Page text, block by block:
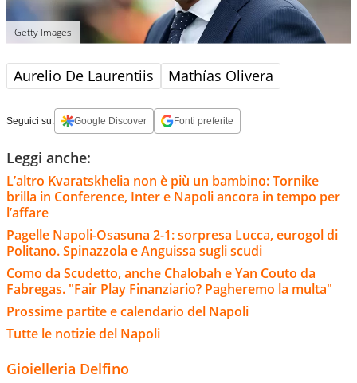
Getty Images
Aurelio De Laurentiis Mathías Olivera
Seguici su: Google Discover Fonti preferite
Leggi anche:
L’altro Kvaratskhelia non è più un bambino: Tornike
brilla in Conference, Inter e Napoli ancora in tempo per
l’affare
Pagelle Napoli-Osasuna 2-1: sorpresa Lucca, eurogol di
Politano. Spinazzola e Anguissa sugli scudi
Como da Scudetto, anche Chalobah e Yan Couto da
Fabregas. "Fair Play Finanziario? Pagheremo la multa"
Prossime partite e calendario del Napoli
Tutte le notizie del Napoli
Gioielleria Delfino